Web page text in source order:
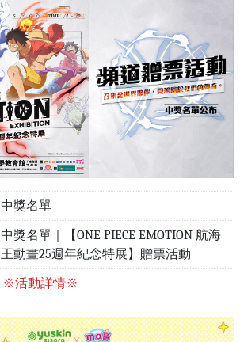
中獎名單
中獎名單｜【ONE PIECE EMOTION 航海
王動畫25週年紀念特展】贈票活動
※活動詳情※